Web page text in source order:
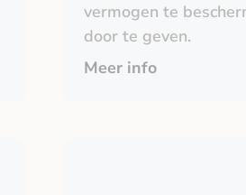
vermogen te
door te geven.
Meer info